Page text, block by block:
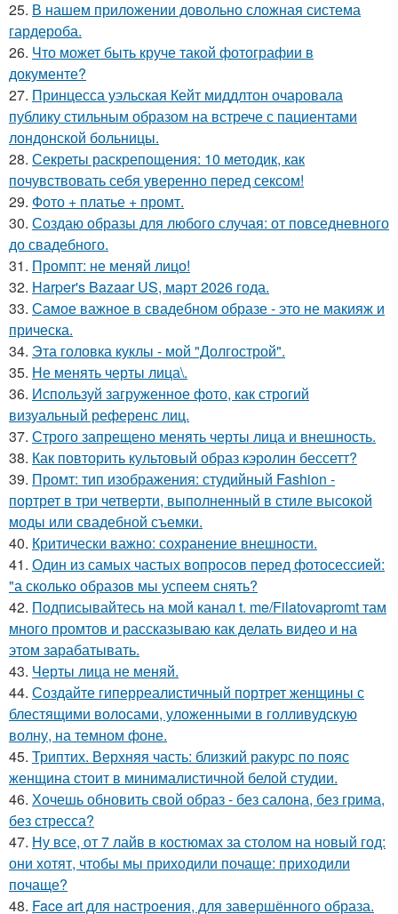
25. В нашем приложении довольно сложная система
гардероба.
26. Что может быть круче такой фотографии в
документе?
27. Принцесса уэльская Кейт миддлтон очаровала
публику стильным образом на встрече с пациентами
лондонской больницы.
28. Секреты раскрепощения: 10 методик, как
почувствовать себя уверенно перед сексом!
29. Фото + платье + промт.
30. Создаю образы для любого случая: от повседневного
до свадебного.
31. Промпт: не меняй лицо!
32. Harper's Bazaar US, март 2026 года.
33. Самое важное в свадебном образе - это не макияж и
прическа.
34. Эта головка куклы - мой "Долгострой".
35. Не менять черты лица\.
36. Используй загруженное фото, как строгий
визуальный референс лиц.
37. Строго запрещено менять черты лица и внешность.
38. Как повторить культовый образ кэролин бессетт?
39. Промт: тип изображения: студийный Fashion -
портрет в три четверти, выполненный в стиле высокой
моды или свадебной съемки.
40. Критически важно: сохранение внешности.
41. Один из самых частых вопросов перед фотосессией:
"а сколько образов мы успеем снять?
42. Подписывайтесь на мой канал t. me/Filatovapromt там
много промтов и рассказываю как делать видео и на
этом зарабатывать.
43. Черты лица не меняй.
44. Создайте гиперреалистичный портрет женщины с
блестящими волосами, уложенными в голливудскую
волну, на темном фоне.
45. Триптих. Верхняя часть: близкий ракурс по пояс
женщина стоит в минималистичной белой студии.
46. Хочешь обновить свой образ - без салона, без грима,
без стресса?
47. Ну все, от 7 лайв в костюмах за столом на новый год:
они хотят, чтобы мы приходили почаще: приходили
почаще?
48. Face art для настроения, для завершённого образа.